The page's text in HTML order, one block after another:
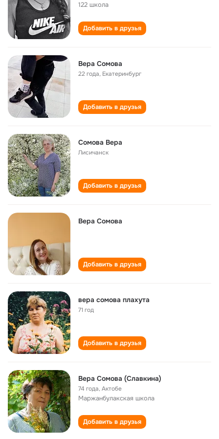
122 школа
Добавить в друзья
Вера Сомова
22 года, Екатеринбург
Добавить в друзья
Cомова Вера
Лисичанск
Добавить в друзья
Вера Сомова
Добавить в друзья
вера сомова плахута
71 год
Добавить в друзья
Вера Сомова (Славкина)
74 года,Актобе
Маржанбулакская школа
Добавить в друзья